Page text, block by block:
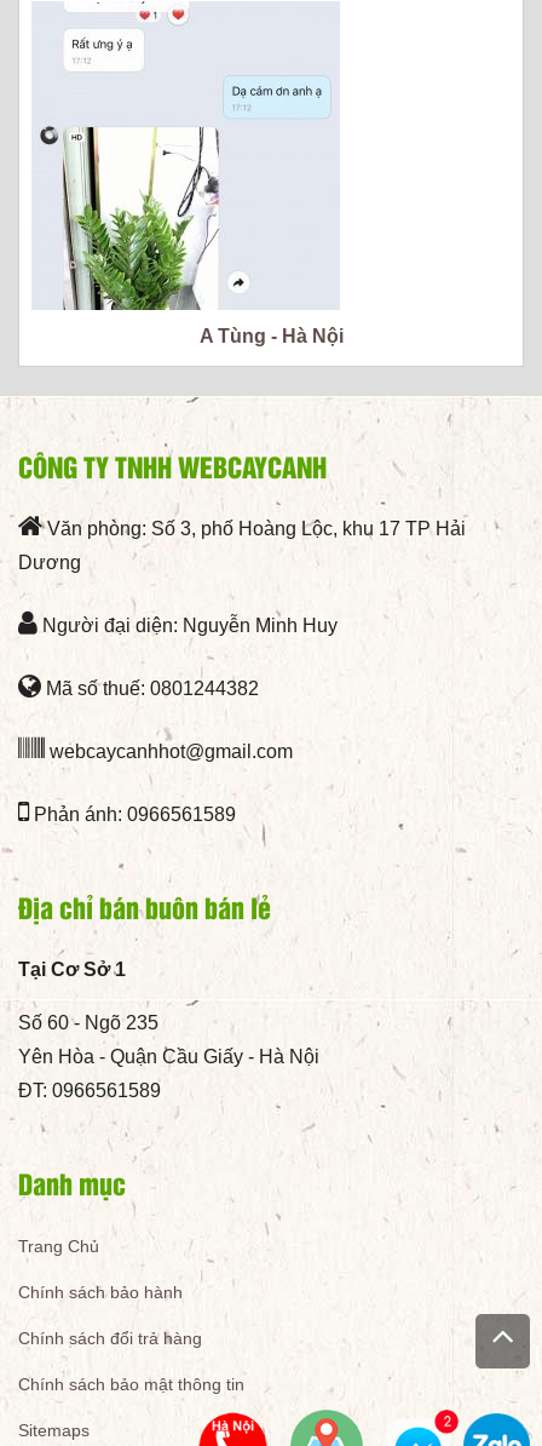
A Tùng - Hà Nội
CÔNG TY TNHH WEBCAYCANH
Văn phòng: Số 3, phố Hoàng Lộc, khu 17 TP Hải
Dương
Người đại diện: Nguyễn Minh Huy
Mã số thuế: 0801244382
webcaycanhhot@gmail.com
Phản ánh: 0966561589
Địa chỉ bán buôn bán lẻ
Tại Cơ Sở 1
Số 60 - Ngõ 235
Yên Hòa - Quận Cầu Giấy - Hà Nội
ĐT: 0966561589
Danh mục
Trang Chủ
Chính sách bảo hành
Chính sách đổi trả hàng
Chính sách bảo mật thông tin
Sitemaps